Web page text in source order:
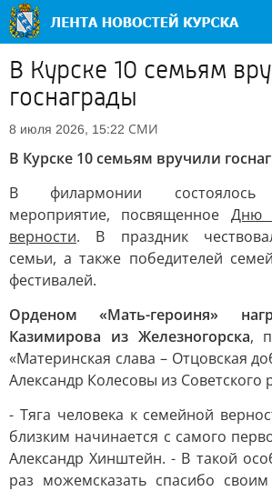
В Курске 10 семьям
госнаграды
8 июля 2026, 15:22 СМИ
В Курске 10 семьям вручили
В филармонии состоялось
мероприятие, посвященное Дню
верности. В праздник
семьи, а также победителей
фестивалей.
Орденом «Мать-героиня»
Казимирова из Железногорска,
«Материнская слава – Отцовская
Александр Колесовы из Советского
- Тяга человека к семейной
близким начинается с самого
Александр Хинштейн. - В такой
раз можемсказать спасибо